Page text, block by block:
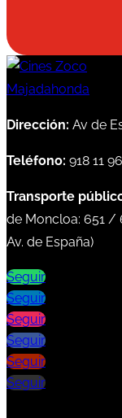
Dirección: Av de
Teléfono: 918 11
Transporte
de Moncloa: 651 /
Av. de España)
Seguir
Seguir
Seguir
Seguir
Seguir
Seguir